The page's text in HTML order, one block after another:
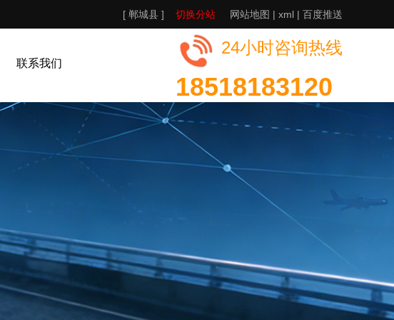
[ 郸城县 ] 切换分站 网站地图 | xml | 百度推送
联系我们
24小时咨询热线
18518183120